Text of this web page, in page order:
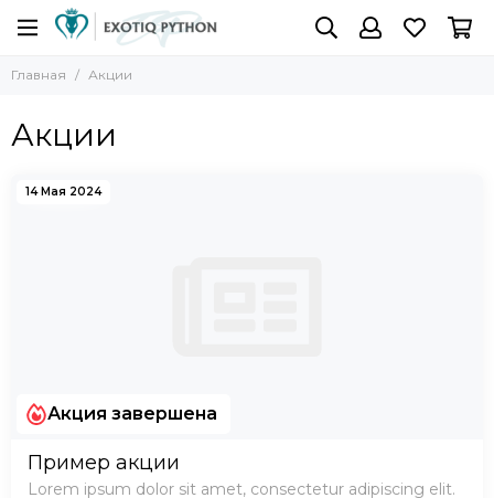
Главная Акции
Акции
14 Мая 2024
Акция завершена
Пример акции
Lorem ipsum dolor sit amet, consectetur adipiscing elit.